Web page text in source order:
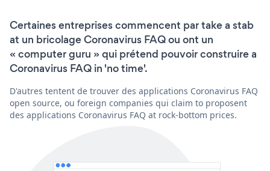
Certaines entreprises commencent par take a stab
at un bricolage Coronavirus FAQ ou ont un
« computer guru » qui prétend pouvoir construire a
Coronavirus FAQ in 'no time'.
D'autres tentent de trouver des applications Coronavirus FAQ
open source, ou foreign companies qui claim to proposent
des applications Coronavirus FAQ at rock-bottom prices.